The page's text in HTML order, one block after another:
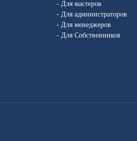
- Для мастеров
- Для администраторов
- Для менеджеров
- Для Собственников